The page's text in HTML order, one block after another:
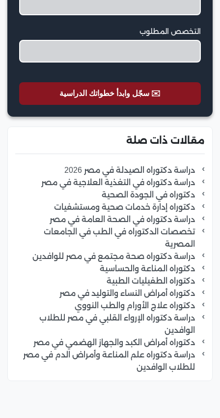
التخصص المطلوب
✉️ سجّل وابدأ خطواتك الدراسية
مقالات ذات صلة
دراسة دكتوراه الصيدلة في مصر 2026
دراسة دكتوراه في التغذية العلاجية في مصر
دكتوراه في الجودة الصحية
دكتوراه إدارة خدمات صحية ومستشفيات
دراسة دكتوراه في الصحة العامة في مصر
تخصصات الدكتوراه في الطب في الجامعات
المصرية
دراسة دكتوراه صحة مجتمع في مصر للوافدين
دكتوراه المناعة والحساسية
دكتوراه الطفيليات الطبية
دكتوراه أمراض النساء والتوليد في مصر
دكتوراه علاج الأورام والطب النووي
دراسة دكتوراه الإرواء القلبي في مصر للطلاب
الوافدين
دكتوراه أمراض الكبد والجهاز الهضمي في مصر
دراسة دكتوراه علم المناعة وأمراض الدم في مصر
للطلاب الوافدين